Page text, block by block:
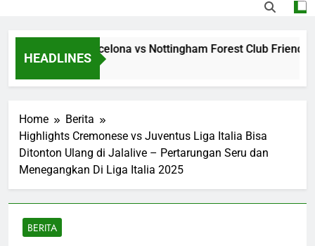
HEADLINES
Jalalive Barcelona vs Nottingham Forest Club Friendly
Home
Berita
Highlights Cremonese vs Juventus Liga Italia Bisa
Ditonton Ulang di Jalalive – Pertarungan Seru dan
Menegangkan Di Liga Italia 2025
BERITA